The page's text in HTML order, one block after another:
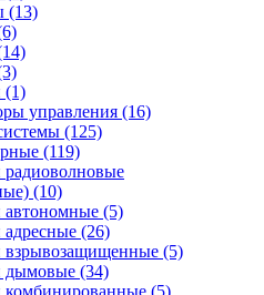
(13)
(1)
управления (16)
(125)
(119)
радиоволновые
(10)
автономные (5)
(26)
взрывозащищенные (5)
дымовые (34)
комбинированные (5)